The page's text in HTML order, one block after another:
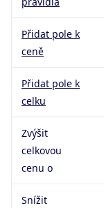
Přidat pole k
ceně
Přidat pole k
celku
Zvýšit
celkovou
cenu o
Snížit